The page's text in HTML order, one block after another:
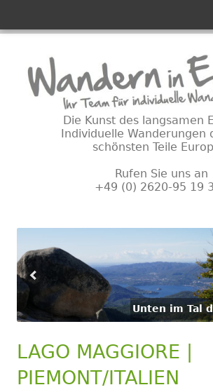
Inhalt
Die Kunst des langsamen
Individuelle Wanderungen
schönsten Teile
Rufen Sie uns an
+49 (0) 2620-95 19
Unten im Tal
LAGO MAGGIORE |
PIEMONT/ITALIEN